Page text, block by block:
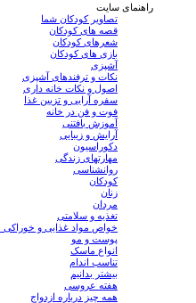
راهنمای سایت
تصاویر کودکان شما
قصه های کودکان
شعرهای کودکان
بازی های کودکان
آشپزی
نکات و ترفندهای آشپزی
اصول و نکات خانه داری
سفره آرایی و تزیین غذا
فوت و فن در خانه
آموزش بافتنی
آرایش و زیبایی
دکوراسیون
مهارتهای زندگی
روانشناسی
کودکان
زنان
مردان
تغذیه و سلامتی
خواص مواد غذایی و خوراکی
پوست و مو
انواع ماسک
تناسب اندام
بیشتر بدانیم
هفته عروسی
همه چیز درباره ازدواج